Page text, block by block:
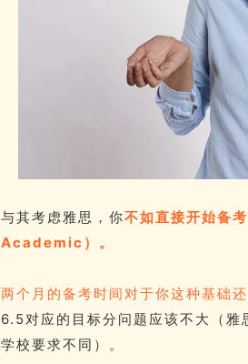
与其考虑雅思，你不如直接开始
Academic）。
两个月的备考时间对于你这种基础
6.5对应的目标分问题应该不大（
学校要求不同）。